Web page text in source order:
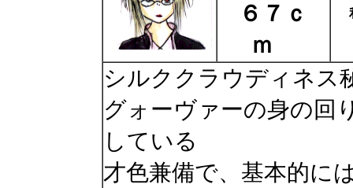
６７ｃ
ｍ
シルククラウディネス
グォーヴァーの身の回
している
才色兼備で、基本的に